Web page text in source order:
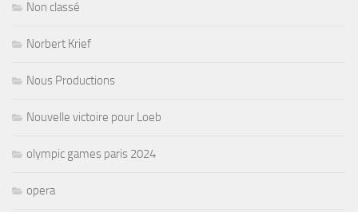
Non classé
Norbert Krief
Nous Productions
Nouvelle victoire pour Loeb
olympic games paris 2024
opera